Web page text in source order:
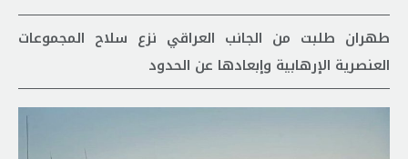
طهران طلبت من الجانب العراقي نزع سلاح المجموعات
العنصرية الإرهابية وإبعادها عن الحدود